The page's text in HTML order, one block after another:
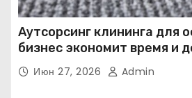
Аутсорсинг клининга для
бизнес экономит время и
Июн 27, 2026 Admin